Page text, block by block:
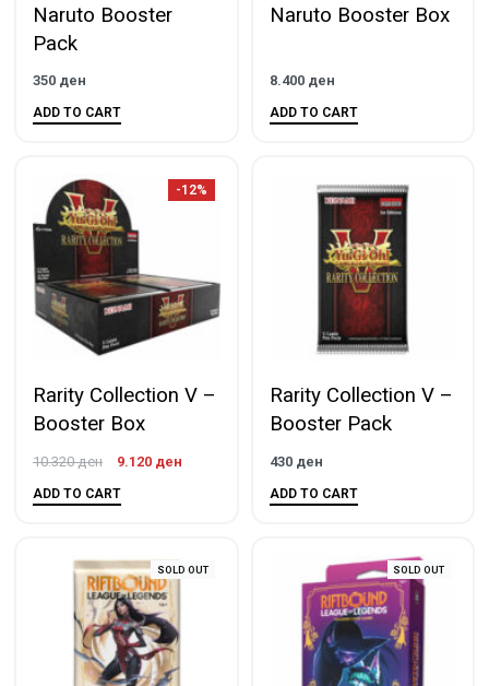
Naruto Booster
Pack
350 ден
ADD TO CART
Naruto Booster Box
8.400 ден
ADD TO CART
-12%
Rarity Collection V –
Booster Box
10.320ден 9.120 ден
ADD TO CART
Rarity Collection V –
Booster Pack
430 ден
ADD TO CART
SOLD OUT SOLD OUT